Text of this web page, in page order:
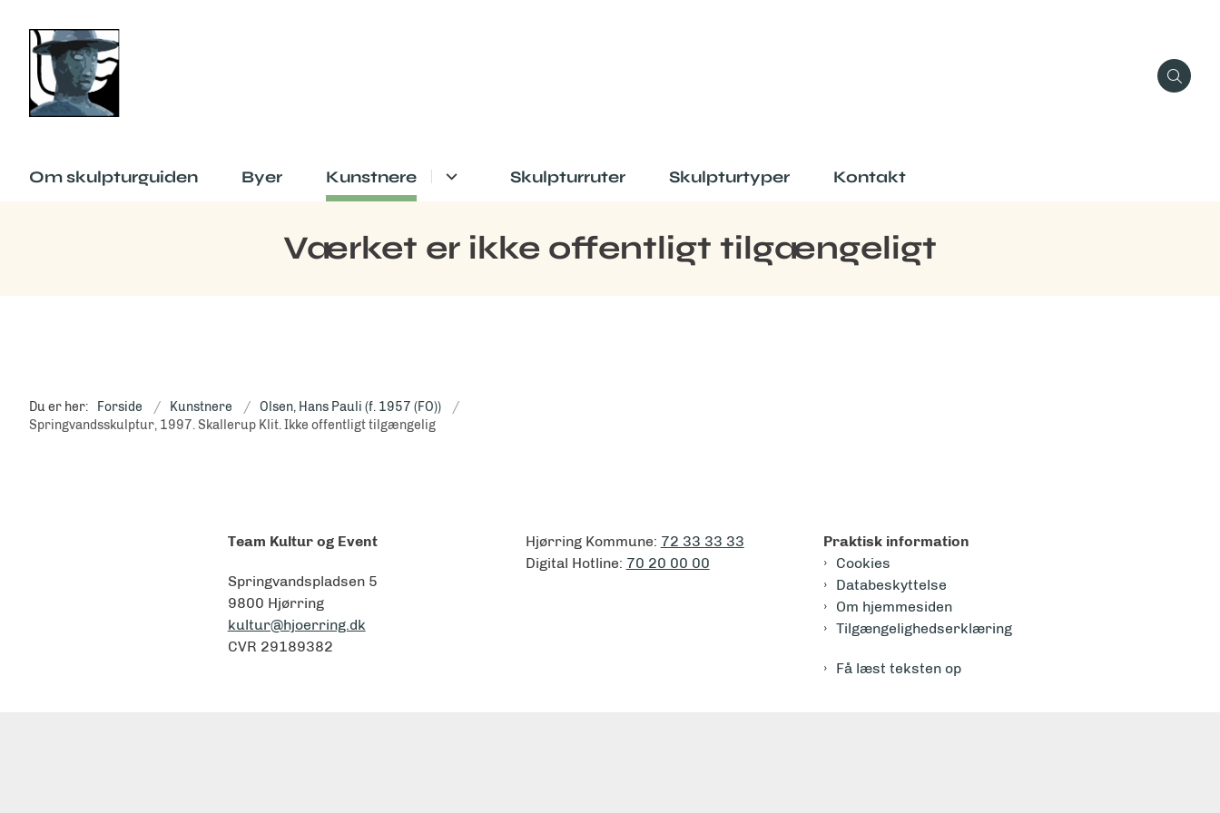
Om skulpturguiden Byer Kunstnere Skulpturruter Skulpturtyper Kontakt
Værket er ikke offentligt tilgængeligt
Du er her: Forside Kunstnere
Olsen, Hans Pauli (f. 1957 (FO))
Springvandsskulptur, 1997. Skallerup Klit. Ikke offentligt tilgængelig
Team Kultur og Event
Springvandspladsen 5
9800 Hjørring
kultur@hjoerring.dk
CVR 29189382
Hjørring Kommune: 72 33 33 33
Digital Hotline: 70 20 00 00
Praktisk information
Cookies
Databeskyttelse
Om hjemmesiden
Tilgængelighedserklæring
Få læst teksten op